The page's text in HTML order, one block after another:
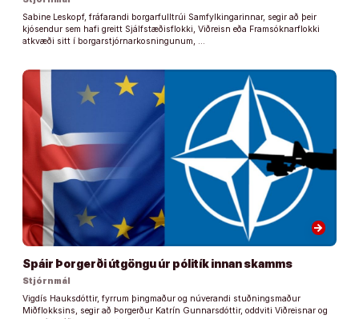
Sabine Leskopf, fráfarandi borgarfulltrúi Samfylkingarinnar, segir að þeir
kjósendur sem hafi greitt Sjálfstæðisflokki, Viðreisn eða Framsóknarflokki
atkvæði sitt í borgarstjórnarkosningunum, …
arrow_forward
Spáir Þorgerði útgöngu úr pólitík innan skamms
Stjórnmál
Vigdís Hauksdóttir, fyrrum þingmaður og núverandi stuðningsmaður
Miðflokksins, segir að Þorgerður Katrín Gunnarsdóttir, oddviti Viðreisnar og